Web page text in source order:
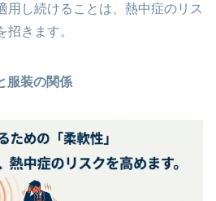
用し続けることは、熱中症のリス
招きます。
服装の関係